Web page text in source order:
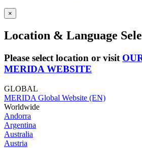
×
Location & Language
Please select location or visit
MERIDA WEBSITE
GLOBAL
MERIDA Global Website (EN)
Worldwide
Andorra
Argentina
Australia
Austria